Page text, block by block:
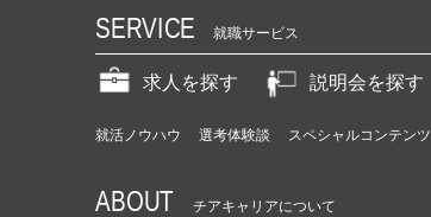
SERVICE 就職サービス
求人を探す 説明会を探す
就活ノウハウ 選考体験談 スペシャルコンテンツ
ABOUT チアキャリアについて